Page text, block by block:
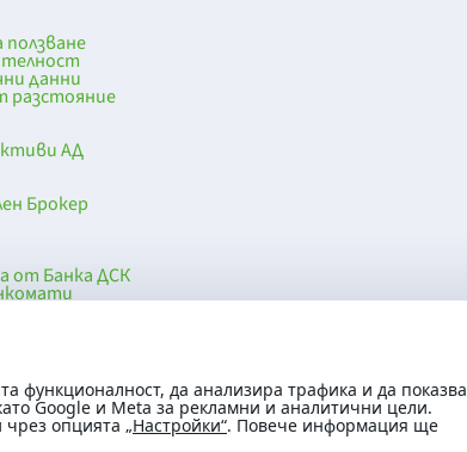
функционалност, да анализира трафика и да показва
Google и Meta за рекламни и аналитични цели.
чрез опцията „Настройки“. Повече информация ще
ползване
данни
разстояние
АД
Брокер
от Банка ДСК